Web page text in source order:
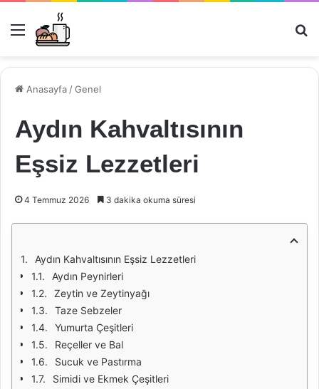
Menü
Anasayfa /Genel
Aydın Kahvaltısının
Eşsiz Lezzetleri
4 Temmuz 2026 3 dakika okuma süresi
Aydın Kahvaltısının Eşsiz Lezzetleri
Aydın Peynirleri
Zeytin ve Zeytinyağı
Taze Sebzeler
Yumurta Çeşitleri
Reçeller ve Bal
Sucuk ve Pastırma
Simidi ve Ekmek Çeşitleri